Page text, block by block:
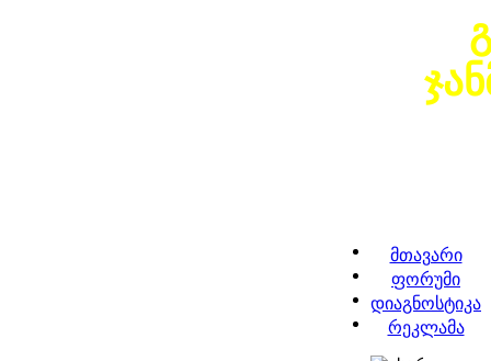
მთავარი
ფორუმი
დიაგნოსტიკა
რეკლამა